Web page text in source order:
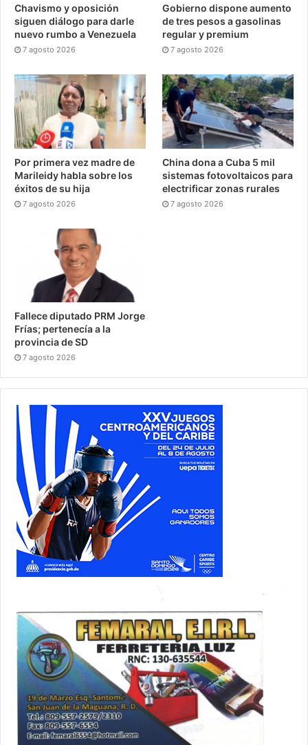
Chavismo y oposición
siguen diálogo para darle
nuevo rumbo a Venezuela
7 agosto 2026
Gobierno dispone aumento
de tres pesos a gasolinas
regular y premium
7 agosto 2026
Por primera vez madre de
Marileidy habla sobre los
éxitos de su hija
7 agosto 2026
China dona a Cuba 5 mil
sistemas fotovoltaicos para
electrificar zonas rurales
7 agosto 2026
Fallece diputado PRM Jorge
Frías; pertenecía a la
provincia de SD
7 agosto 2026